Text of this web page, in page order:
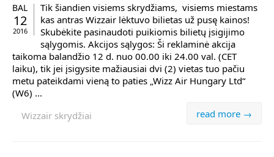
BAL
12
2016
Tik šiandien visiems skrydžiams, visiems miestams
kas antras Wizzair lėktuvo bilietas už pusę kainos!
Skubėkite pasinaudoti puikiomis bilietų įsigijimo
sąlygomis. Akcijos sąlygos: Ši reklaminė akcija
taikoma balandžio 12 d. nuo 00.00 iki 24.00 val. (CET
laiku), tik jei įsigysite mažiausiai dvi (2) vietas tuo pačiu
metu pateikdami vieną to paties „Wizz Air Hungary Ltd“
(W6) ...
read more →
Wizzair skrydžiai